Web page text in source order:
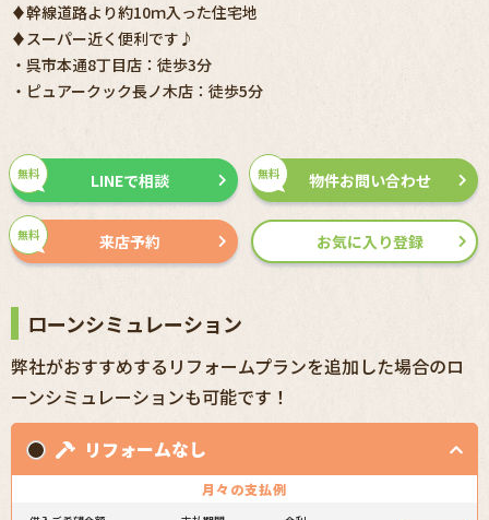
♦幹線道路より約10ｍ入った住宅地
♦スーパー近く便利です♪
・呉市本通8丁目店：徒歩3分
・ピュアークック長ノ木店：徒歩5分
無料 物件お問い合わせ
無料 LINEで相談
無料 来店予約 お気に入り登録
ローンシミュレーション
弊社がおすすめするリフォームプランを追加した場合のロ
ーンシミュレーションも可能です！
リフォームなし
月々の支払例